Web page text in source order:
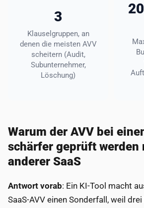
3
Klauselgruppen, an
denen die meisten AVV
scheitern (Audit,
Subunternehmer,
Löschung)
Warum der AVV bei
schärfer geprüft werden
anderer SaaS
Antwort vorab: Ein KI-Tool macht
SaaS-AVV einen Sonderfall, weil